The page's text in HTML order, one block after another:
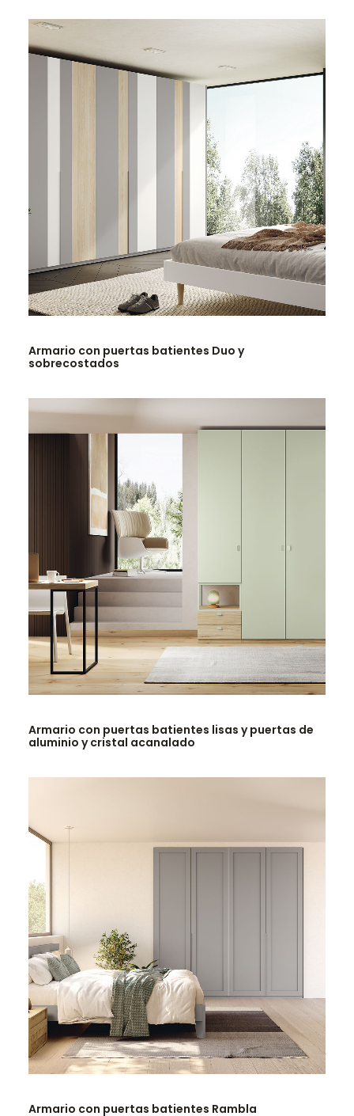
Armario con puertas batientes Duo y
sobrecostados
Armario con puertas batientes lisas y puertas de
aluminio y cristal acanalado
Armario con puertas batientes Rambla